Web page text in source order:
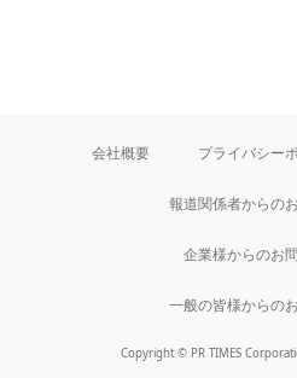
会社概要 プライバシー
報道関係者からの
企業様からのお
一般の皆様からの
Copyright © PR TIMES